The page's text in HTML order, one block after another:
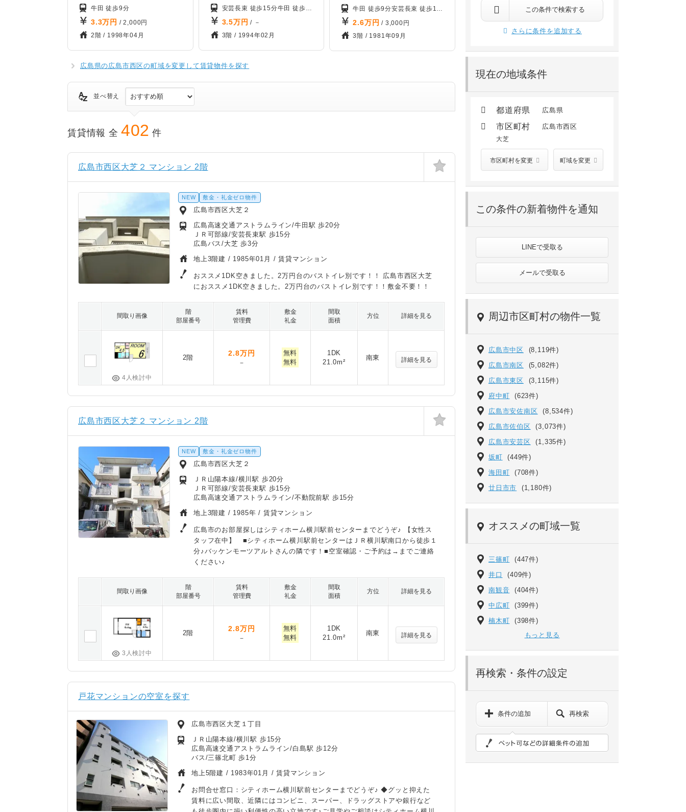
この条件で検索する
さらに条件を追加する
現在の地域条件
都道府県 広島県
市区町村 広島市西区
大芝
市区町村を変更 町域を変更
この条件の新着物件を通知
LINEで受取る
メールで受取る
周辺市区町村の物件一覧
広島市中区 (8,119件)
広島市南区 (5,082件)
広島市東区 (3,115件)
府中町 (623件)
広島市安佐南区 (8,534件)
広島市佐伯区 (3,073件)
広島市安芸区 (1,335件)
坂町 (449件)
海田町 (708件)
廿日市市 (1,180件)
オススメの町域一覧
三篠町 (447件)
井口
(409件)
南観音 (404件)
中広町 (399件)
楠木町 (398件)
もっと見る
再検索・条件の設定
条件の追加 再検索
牛田 徒歩9分
3.3万円 / 2,000円
2階 / 1998年04月
安芸長束 徒歩15分牛田 徒歩20分
3.5万円 / －
3階 / 1994年02月
牛田 徒歩9分安芸長束 徒歩13分
2.6万円 / 3,000円
3階 / 1981年09月
広島県の広島市西区の町域を変更して賃貸物件を探す
並べ替え
賃貸情報 全 402 件
広島市西区大芝２ マンション 2階
NEW 敷金・礼金ゼロ物件
広島市西区大芝２
広島高速交通アストラムライン/牛田駅 歩20分
ＪＲ可部線/安芸長束駅 歩15分
広島バス/大芝 歩3分
地上3階建 / 1985年01月 / 賃貸マンション
おススメ1DK空きました。2万円台のバストイレ別です！！ 広島市西区大芝
におススメ1DK空きました。2万円台のバストイレ別です！！敷金不要！！
間取り画像
階
部屋番号
賃料
管理費
敷金
礼金
間取
面積
方位 詳細を見る
4人検討中
2階
2.8万円
－
無料
無料
1DK
21.0m²
南東 詳細を見る
広島市西区大芝２ マンション 2階
NEW 敷金・礼金ゼロ物件
広島市西区大芝２
ＪＲ山陽本線/横川駅 歩20分
ＪＲ可部線/安芸長束駅 歩15分
広島高速交通アストラムライン/不動院前駅 歩15分
地上3階建 / 1985年 / 賃貸マンション
広島市のお部屋探しはシティホーム横川駅前センターまでどうぞ♪ 【女性ス
タッフ在中】 ■シティホーム横川駅前センターはＪＲ横川駅南口から徒歩１
分♪バッケンモーツアルトさんの隣です！■空室確認・ご予約は→までご連絡
ください♪
間取り画像
階
部屋番号
賃料
管理費
敷金
礼金
間取
面積
方位 詳細を見る
3人検討中
2階
2.8万円
－
無料
無料
1DK
21.0m²
南東 詳細を見る
戸花マンションの空室を探す
広島市西区大芝１丁目
ＪＲ山陽本線/横川駅 歩15分
広島高速交通アストラムライン/白島駅 歩12分
バス/三篠北町 歩1分
地上5階建 / 1983年01月 / 賃貸マンション
お問合せ窓口：シティホーム横川駅前センターまでどうぞ♪ ◆グッと抑えた
賃料に広い間取、近隣にはコンビニ、スーパー、ドラッグストアや銀行など